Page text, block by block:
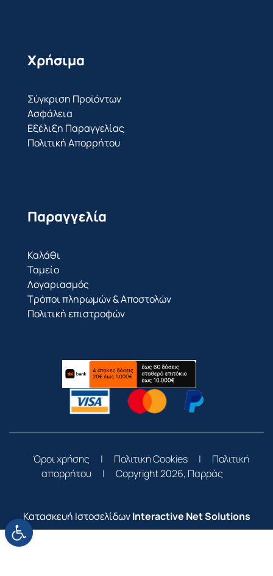
Ανοίξτε τη γραμμή εργαλείων
Χρήσιμα
Σύγκριση Προϊόντων
Ασφάλεια
Εξέλιξη Παραγγελίας
Πολιτική Απορρήτου
Παραγγελία
Καλάθι
Ταμείο
Λογαριασμός
Τρόποι πληρωμών & Αποστολών
Πολιτική επιστροφών
Όροι χρήσης | Πολιτική Cookies |
Πολιτική
απορρήτου
| Copyright 2026, Παρράς
Κατασκευή ΙστοσελίδωνInteractive Net Solutions